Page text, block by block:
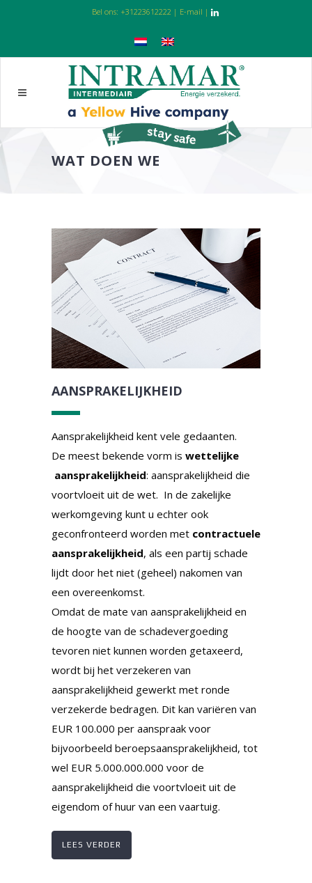
Bel ons: +31223612222 | E-mail |
WAT DOEN WE
AANSPRAKELIJKHEID
Aansprakelijkheid kent vele gedaanten.
De meest bekende vorm is wettelijke
aansprakelijkheid: aansprakelijkheid die
voortvloeit uit de wet. In de zakelijke
werkomgeving kunt u echter ook
geconfronteerd worden met contractuele
aansprakelijkheid, als een partij schade
lijdt door het niet (geheel) nakomen van
een overeenkomst.
Omdat de mate van aansprakelijkheid en
de hoogte van de schadevergoeding
tevoren niet kunnen worden getaxeerd,
wordt bij het verzekeren van
aansprakelijkheid gewerkt met ronde
verzekerde bedragen. Dit kan variëren van
EUR 100.000 per aanspraak voor
bijvoorbeeld beroepsaansprakelijkheid, tot
wel EUR 5.000.000.000 voor de
aansprakelijkheid die voortvloeit uit de
eigendom of huur van een vaartuig.
LEES VERDER